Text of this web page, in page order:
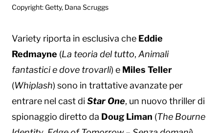
Copyright: Getty, Dana Scruggs
Variety riporta in esclusiva che Eddie
Redmayne (La teoria del tutto, Animali
fantastici e dove trovarli) e Miles Teller
(Whiplash) sono in trattative avanzate per
entrare nel cast di Star One, un nuovo thriller di
spionaggio diretto da Doug Liman (The Bourne